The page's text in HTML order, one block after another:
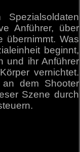
Anführer, über
übernimmt. Was
beginnt,
und ihr Anführer
vernichtet.
dem Shooter
Szene durch